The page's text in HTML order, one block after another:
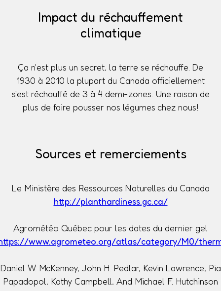
Impact du réchauffement
climatique
Ça n'est plus un secret, la terre se réchauffe. De
1930 à 2010 la plupart du Canada officiellement
s'est réchauffé de 3 à 4 demi-zones. Une raison de
plus de faire pousser nos légumes chez nous!
Sources et remerciements
Le Ministère des Ressources Naturelles du Canada
http://planthardiness.gc.ca/
Agrométéo Québec pour les dates du dernier gel
www.agrometeo.org/atlas/category/M0/
Daniel W. McKenney, John H. Pedlar, Kevin Lawrence, Pia
Papadopol, Kathy Campbell, And Michael F. Hutchinson